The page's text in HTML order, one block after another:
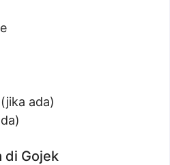
ada)
di Gojek